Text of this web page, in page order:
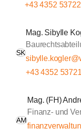
+43 4352
SK
Mag. Sibylle
+43 4352
AM
Mag. (FH)
Finanz- und